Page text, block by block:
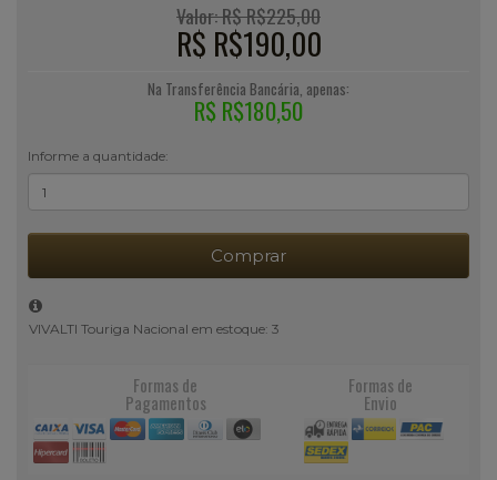
Valor: R$ R$225,00
R$ R$190,00
Na Transferência Bancária, apenas:
R$ R$180,50
Informe a quantidade:
Comprar
VIVALTI Touriga Nacional em estoque: 3
Formas de
Pagamentos
Formas de
Envio